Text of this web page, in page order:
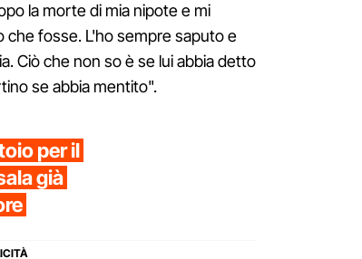
la morte di mia nipote e mi
che fosse. L'ho sempre saputo e
Ciò che non so è se lui abbia detto
se abbia mentito".
per il
già